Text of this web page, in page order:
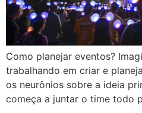
Como planejar eventos?
trabalhando em criar e
os neurônios sobre a ideia
começa a juntar o time todo